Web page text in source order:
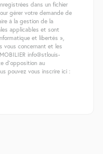
dans un fichier
gérer votre demande de
à la gestion de la
applicables et sont
et libertés »,
vous concernant et les
info@stlouis-
d'opposition au
pouvez vous inscrire ici :